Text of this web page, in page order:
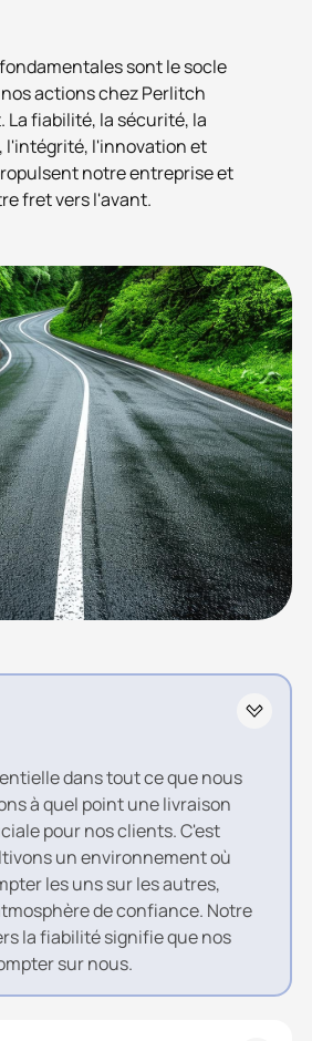
sont le socle
actions chez Perlitch
La fiabilité, la sécurité, la
l'intégrité, l'innovation et
notre entreprise et
fret vers l'avant.
dans tout ce que nous
à quel point une livraison
pour nos clients. C'est
un environnement où
les uns sur les autres,
de confiance. Notre
la fiabilité signifie que nos
sur nous.